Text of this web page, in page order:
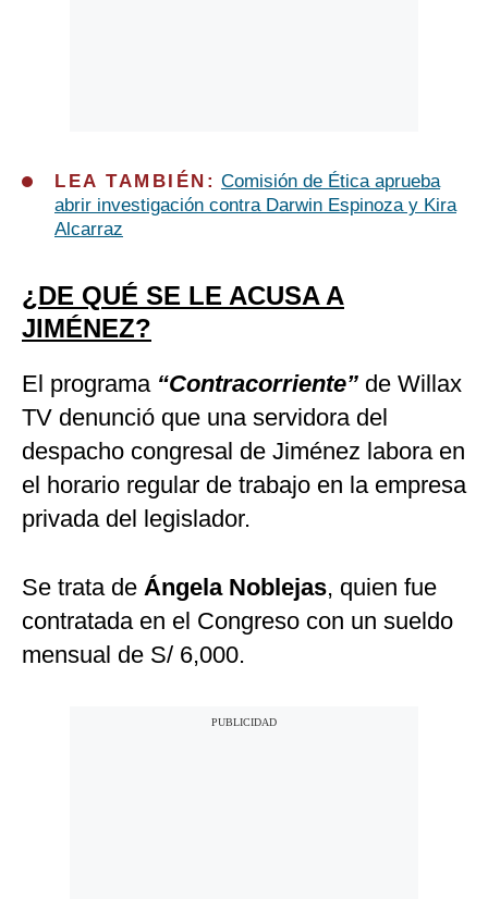
LEA TAMBIÉN: Comisión de Ética aprueba
abrir investigación contra Darwin Espinoza y Kira
Alcarraz
¿DE QUÉ SE LE ACUSA A
JIMÉNEZ?
El programa “Contracorriente” de Willax
TV denunció que una servidora del
despacho congresal de Jiménez labora en
el horario regular de trabajo en la empresa
privada del legislador.
Se trata de Ángela Noblejas, quien fue
contratada en el Congreso con un sueldo
mensual de S/ 6,000.